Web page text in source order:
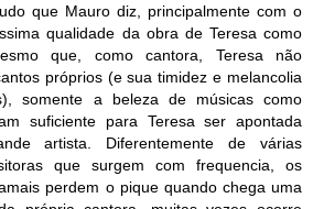
que Mauro diz, principalmente com o
qualidade da obra de Teresa como
que, como cantora, Teresa não
próprios (e sua timidez e melancolia
somente a beleza de músicas como
suficiente para Teresa ser apontada
artista. Diferentemente de várias
que surgem com frequencia, os
perdem o pique quando chega uma